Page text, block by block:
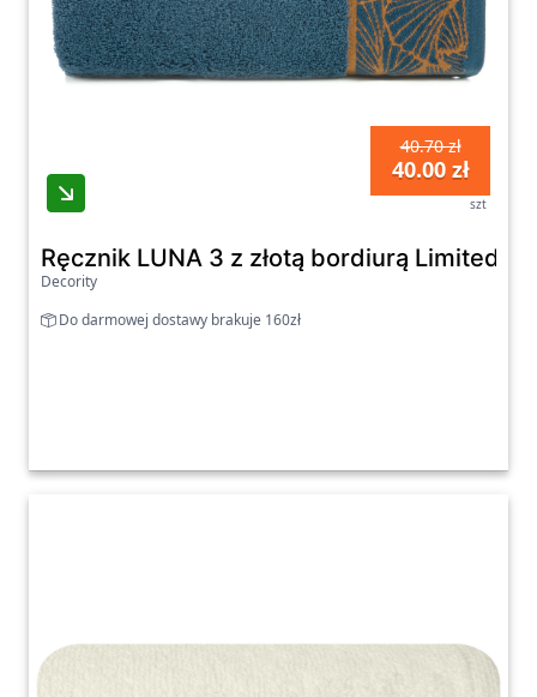
40.70 zł
40.00 zł
szt
Ręcznik LUNA 3 z złotą bordiurą Limited
Decority
Do darmowej dostawy brakuje 160zł